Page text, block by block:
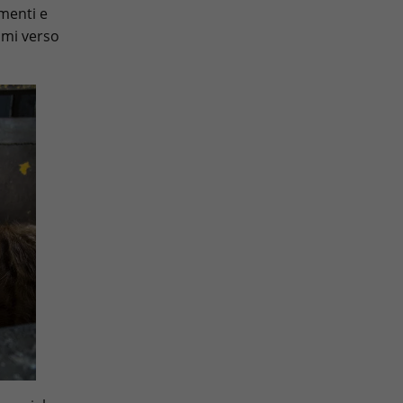
e
verso